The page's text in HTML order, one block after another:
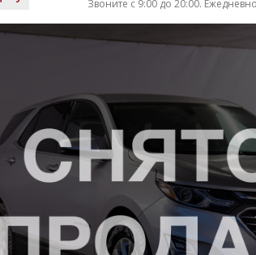
Звоните с 9:00 до 20:00.